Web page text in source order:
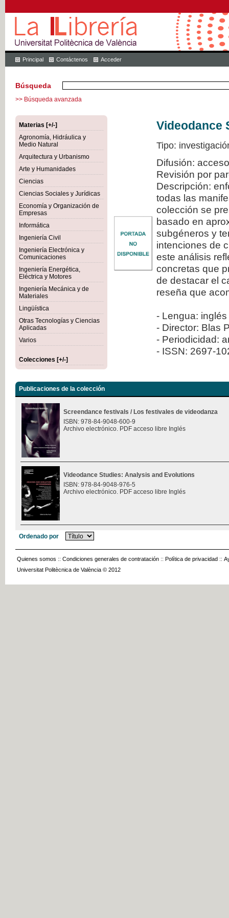
Principal Contáctenos Acceder
Búsqueda
>> Búsqueda avanzada
Materias [+/-]
Agronomía, Hidráulica y
Medio Natural
Arquitectura y Urbanismo
Arte y Humanidades
Ciencias
Ciencias Sociales y Jurídicas
Economía y Organización de
Empresas
Informática
Ingeniería Civil
Ingeniería Electrónica y
Comunicaciones
Ingeniería Energética,
Eléctrica y Motores
Ingeniería Mecánica y de
Materiales
Lingüística
Otras Tecnologías y Ciencias
Aplicadas
Varios
Colecciones [+/-]
Videodance
Tipo:
Difusión:
Revisión por
Descripción:
todas las
colección se
basado en
subgéneros y
intenciones de
este análisis
concretas que
de destacar el
reseña que
- Lengua:
- Director: Blas
- Periodicidad:
- ISSN: 2697-
Publicaciones de la colección
Screendance festivals / Los festivales de videodanza
ISBN: 978-84-9048-600-9
Archivo electrónico. PDF acceso libre Inglés
Videodance Studies: Analysis and Evolutions
ISBN: 978-84-9048-976-5
Archivo electrónico. PDF acceso libre Inglés
Ordenado por
Quienes somos :: Condiciones generales de contratación :: Política de privacidad ::
Universitat Politècnica de València © 2012